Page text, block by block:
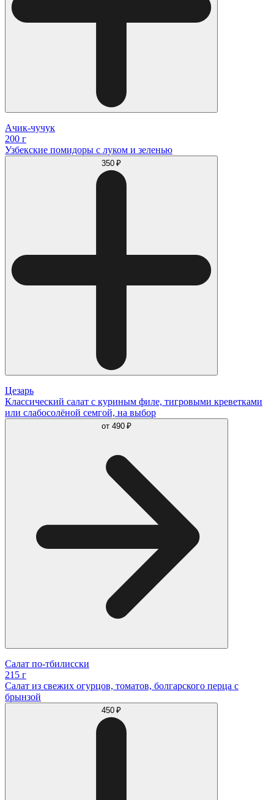
Ачик-чучук
200 г
Узбекские помидоры с луком и зеленью
350 ₽
Цезарь
Классический салат с куриным филе, тигровыми креветками
или слабосолёной семгой, на выбор
от 490 ₽
Салат по-тбилисски
215 г
Салат из свежих огурцов, томатов, болгарского перца с
брынзой
450 ₽